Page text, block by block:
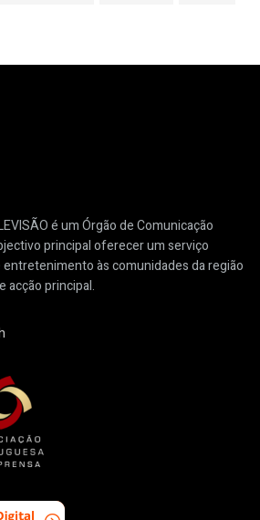
é um Órgão de Comunicação
principal oferecer um serviço
às comunidades da região
acção principal.